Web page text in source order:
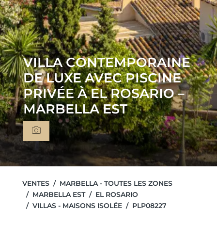
VILLA CONTEMPORAINE
DE LUXE AVEC PISCINE
PRIVÉE À EL ROSARIO –
MARBELLA EST
VENTES
MARBELLA - TOUTES LES ZONES
MARBELLA EST
EL ROSARIO
VILLAS - MAISONS ISOLÉE
PLP08227